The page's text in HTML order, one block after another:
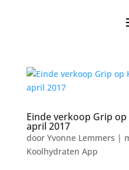
Einde verkoop Grip
april 2017
door Yvonne Lemmers |
Koolhydraten App